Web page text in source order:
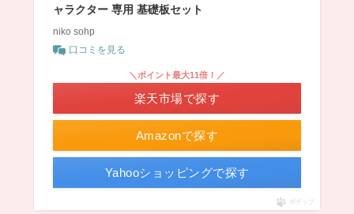
ャラクター 専用 基礎板セット
niko sohp
口コミを見る
Amazonで探す
＼ポイント最大11倍！／
楽天市場で探す
Yahooショッピングで探す
ポチップ